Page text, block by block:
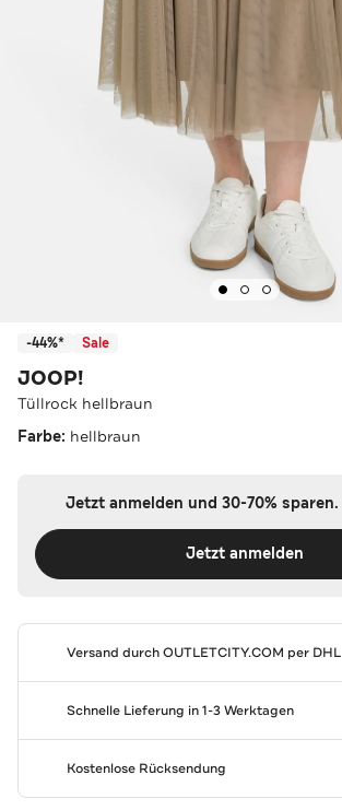
-44%* Sale
JOOP!
Tüllrock hellbraun
Farbe: hellbraun
Jetzt anmelden und 30-70% sparen.
Jetzt anmelden
Versand durchOUTLETCITY.COM per DHL
Schnelle Lieferung in 1-3 Werktagen
Kostenlose Rücksendung